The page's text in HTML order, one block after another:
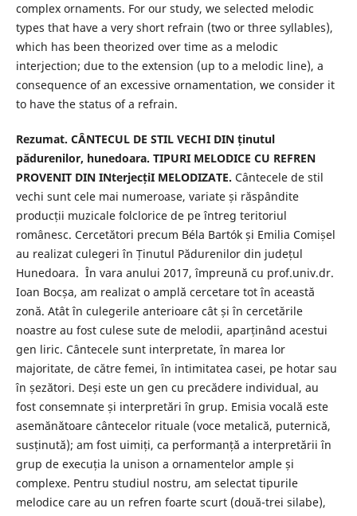
complex ornaments. For our study, we selected melodic
types that have a very short refrain (two or three syllables),
which has been theorized over time as a melodic
interjection; due to the extension (up to a melodic line), a
consequence of an excessive ornamentation, we consider it
to have the status of a refrain.
Rezumat. CÂNTECUL DE STIL VECHI DIN ținutul
pădurenilor, hunedoara. TIPURI MELODICE CU REFREN
PROVENIT DIN INterjecțiI MELODIZATE. Cântecele de stil
vechi sunt cele mai numeroase, variate și răspândite
producții muzicale folclorice de pe întreg teritoriul
românesc. Cercetători precum Béla Bartók și Emilia Comișel
au realizat culegeri în Ținutul Pădurenilor din județul
Hunedoara. În vara anului 2017, împreună cu prof.univ.dr.
Ioan Bocșa, am realizat o amplă cercetare tot în această
zonă. Atât în culegerile anterioare cât și în cercetările
noastre au fost culese sute de melodii, aparținând acestui
gen liric. Cântecele sunt interpretate, în marea lor
majoritate, de către femei, în intimitatea casei, pe hotar sau
în șezători. Deși este un gen cu precădere individual, au
fost consemnate și interpretări în grup. Emisia vocală este
asemănătoare cântecelor rituale (voce metalică, puternică,
susținută); am fost uimiți, ca performanță a interpretării în
grup de execuția la unison a ornamentelor ample și
complexe. Pentru studiul nostru, am selectat tipurile
melodice care au un refren foarte scurt (două-trei silabe),